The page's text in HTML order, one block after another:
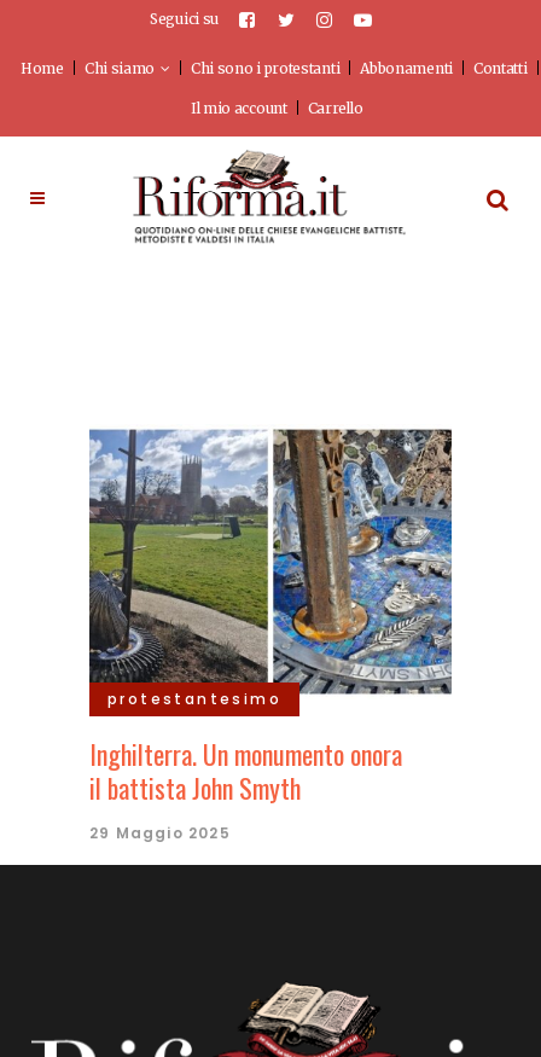
Seguici su
Home Chi siamo Chi sono i protestanti Abbonamenti Contatti
Il mio account Carrello
protestantesimo
Inghilterra. Un monumento onora
il battista John Smyth
29 Maggio 2025